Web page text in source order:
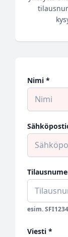
Nimi *
esim.
Viesti *